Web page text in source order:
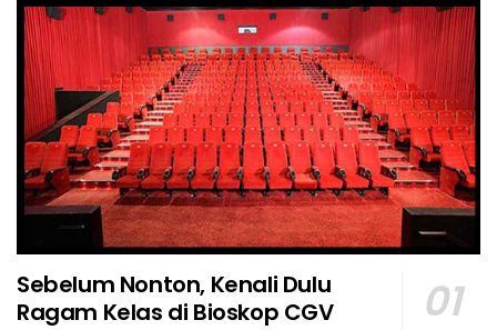
Sebelum Nonton, Kenali Dulu
Ragam Kelas di Bioskop CGV